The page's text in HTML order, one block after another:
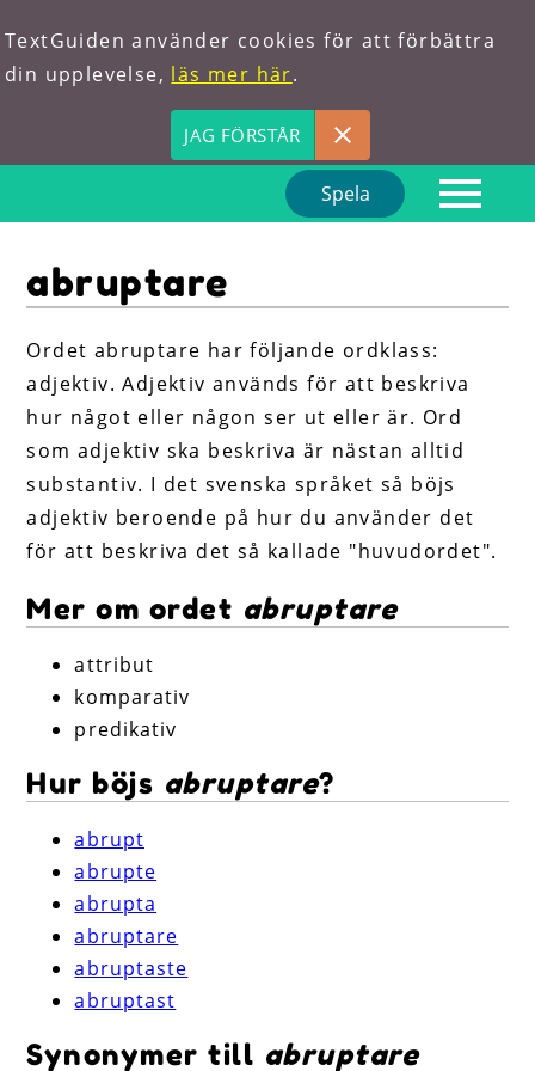
TextGuiden använder cookies för att förbättra
din upplevelse, läs mer här.
JAG FÖRSTÅR
Spela
Förkortningar
Hitta ord
abruptare
Ordet abruptare har följande ordklass:
adjektiv. Adjektiv används för att beskriva
hur något eller någon ser ut eller är. Ord
som adjektiv ska beskriva är nästan alltid
substantiv. I det svenska språket så böjs
adjektiv beroende på hur du använder det
för att beskriva det så kallade "huvudordet".
Mer om ordet abruptare
attribut
komparativ
predikativ
Hur böjs abruptare?
abrupt
abrupte
abrupta
abruptare
abruptaste
abruptast
Synonymer till abruptare